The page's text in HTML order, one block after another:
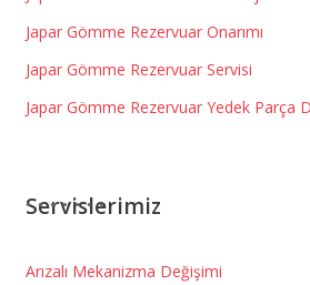
Japar Gömme Rezervuar Onarımı
Japar Gömme Rezervuar Servisi
Japar Gömme Rezervuar Yedek Parça
Servislerimiz
Arızalı Mekanizma Değişimi